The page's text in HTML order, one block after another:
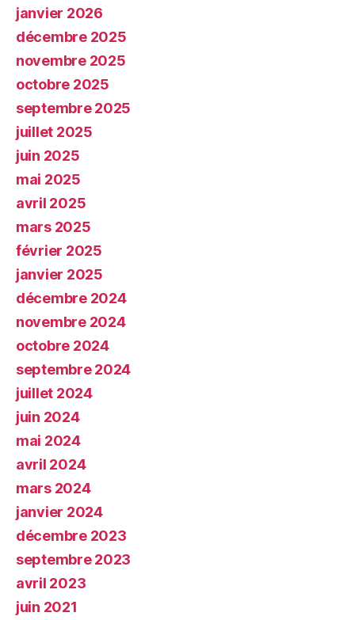
janvier 2026
décembre 2025
novembre 2025
octobre 2025
septembre 2025
juillet 2025
juin 2025
mai 2025
avril 2025
mars 2025
février 2025
janvier 2025
décembre 2024
novembre 2024
octobre 2024
septembre 2024
juillet 2024
juin 2024
mai 2024
avril 2024
mars 2024
janvier 2024
décembre 2023
septembre 2023
avril 2023
juin 2021